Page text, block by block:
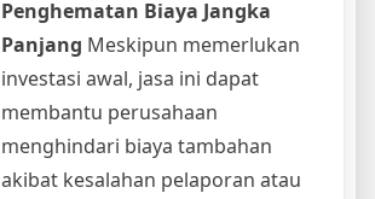
Penghematan Biaya Jangka
Panjang Meskipun memerlukan
investasi awal, jasa ini dapat
membantu perusahaan
menghindari biaya tambahan
akibat kesalahan pelaporan atau